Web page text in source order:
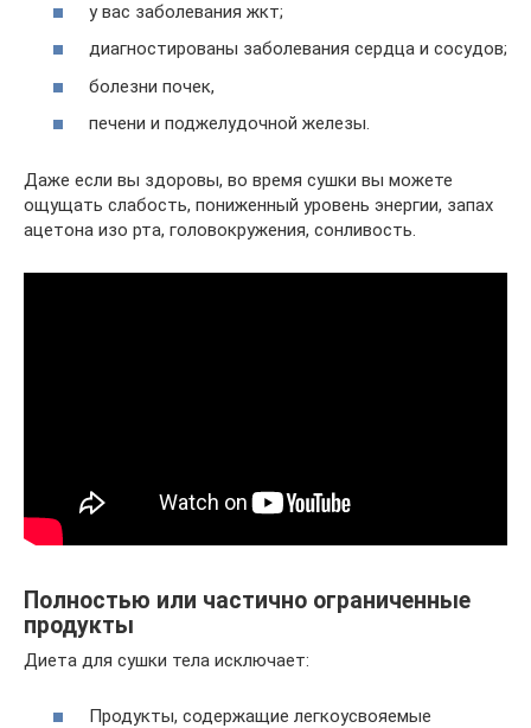
у вас заболевания жкт;
диагностированы заболевания сердца и сосудов;
болезни почек,
печени и поджелудочной железы.
Даже если вы здоровы, во время сушки вы можете
ощущать слабость, пониженный уровень энергии, запах
ацетона изо рта, головокружения, сонливость.
Полностью или частично ограниченные
продукты
Диета для сушки тела исключает:
Продукты, содержащие легкоусвояемые